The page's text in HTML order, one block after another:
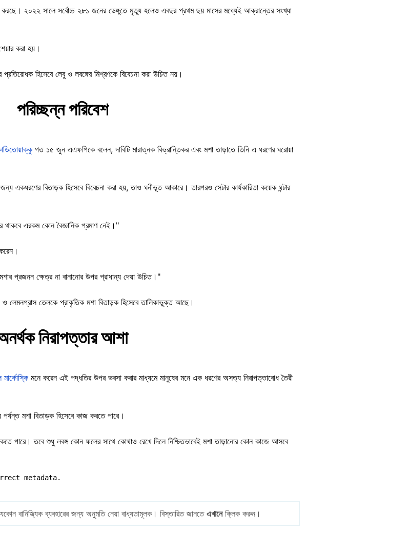
২০২২ সালে সর্বোচ্চ ২৮১ জনের ডেঙ্গুতে মৃত্যু হলেও এবছর প্রথম ছয় মাসের মধ্যেই আক্রান্তের সংখ্যা
করা হয়।
হিসেবে লেবু ও লবঙ্গের মিশ্রণকে বিবেচনা করা উচিত নয়।
পরিচ্ছন্ন পরিবেশ
গত ১৫ জুন এএফপিকে বলেন, দাবিটি মারাত্নক বিভ্রান্তিকর এবং মশা তাড়াতে তিনি এ ধরণের ঘরোয়া
একধরণের বিতাড়ক হিসেবে বিবেচনা করা হয়, তাও ঘনীভূত আকারে। তারপরও সেটার কার্যকারিতা কয়েক ঘন্টার
এরকম কোন বৈজ্ঞানিক প্রমাণ নেই।"
প্রজনন ক্ষেত্র না বানানোর উপর প্রাধান্য দেয়া উচিত।"
ও লেমনগ্রাস তেলকে প্রাকৃতিক মশা বিতাড়ক হিসেবে তালিকাভুক্ত আছে।
নিরাপত্তার আশা
মার্কোস্কি মনে করেন এই পদ্ধতির উপর ভরসা করার মাধ্যমে মানুষের মনে এক ধরণের অসত্য নিরাপত্তাবোধ তৈরী
পর্যন্ত মশা বিতাড়ক হিসেবে কাজ করতে পারে।
পারে। তবে শুধু লবঙ্গ কোন ফলের সাথে কোথাও রেখে দিলে নিশ্চিতভাবেই মশা তাড়ানোর কোন কাজে আসবে
metadata.
বানিজ্যিক ব্যবহারের জন্য অনুমতি নেয়া বাধ্যতামূলক। বিস্তারিত জানতেএখানেক্লিক করুন।